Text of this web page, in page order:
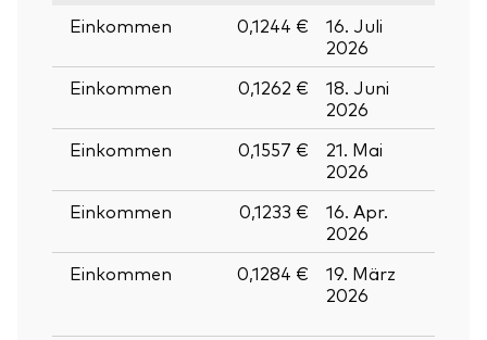
Zurück
Einkommen
0,1244 €
16. Juli
2026
Einkommen
0,1262 €
18. Juni
2026
Einkommen
0,1557 €
21. Mai
2026
Einkommen
0,1233 €
16. Apr.
2026
Einkommen
0,1284 €
19. März
2026